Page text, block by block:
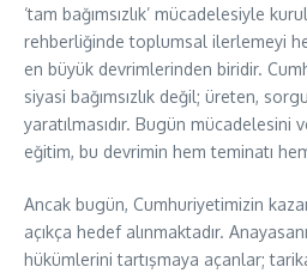
‘tam bağımsızlık’ mücadelesiyle
rehberliğinde toplumsal ilerlemeyi
en büyük devrimlerinden biridir.
siyasi bağımsızlık değil; üreten,
yaratılmasıdır. Bugün mücadelesini
eğitim, bu devrimin hem teminatı
Ancak bugün, Cumhuriyetimizin
açıkça hedef alınmaktadır.
hükümlerini tartışmaya açanlar;